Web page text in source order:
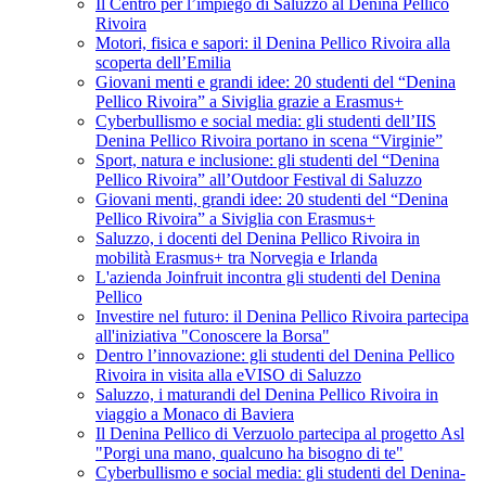
Il Centro per l’impiego di Saluzzo al Denina Pellico
Rivoira
Motori, fisica e sapori: il Denina Pellico Rivoira alla
scoperta dell’Emilia
Giovani menti e grandi idee: 20 studenti del “Denina
Pellico Rivoira” a Siviglia grazie a Erasmus+
Cyberbullismo e social media: gli studenti dell’IIS
Denina Pellico Rivoira portano in scena “Virginie”
Sport, natura e inclusione: gli studenti del “Denina
Pellico Rivoira” all’Outdoor Festival di Saluzzo
Giovani menti, grandi idee: 20 studenti del “Denina
Pellico Rivoira” a Siviglia con Erasmus+
Saluzzo, i docenti del Denina Pellico Rivoira in
mobilità Erasmus+ tra Norvegia e Irlanda
L'azienda Joinfruit incontra gli studenti del Denina
Pellico
Investire nel futuro: il Denina Pellico Rivoira partecipa
all'iniziativa "Conoscere la Borsa"
Dentro l’innovazione: gli studenti del Denina Pellico
Rivoira in visita alla eVISO di Saluzzo
Saluzzo, i maturandi del Denina Pellico Rivoira in
viaggio a Monaco di Baviera
Il Denina Pellico di Verzuolo partecipa al progetto Asl
"Porgi una mano, qualcuno ha bisogno di te"
Cyberbullismo e social media: gli studenti del Denina-